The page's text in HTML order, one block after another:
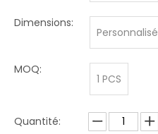
Dimensions:
Personnalisé
MOQ:
1 PCS
Quantité: